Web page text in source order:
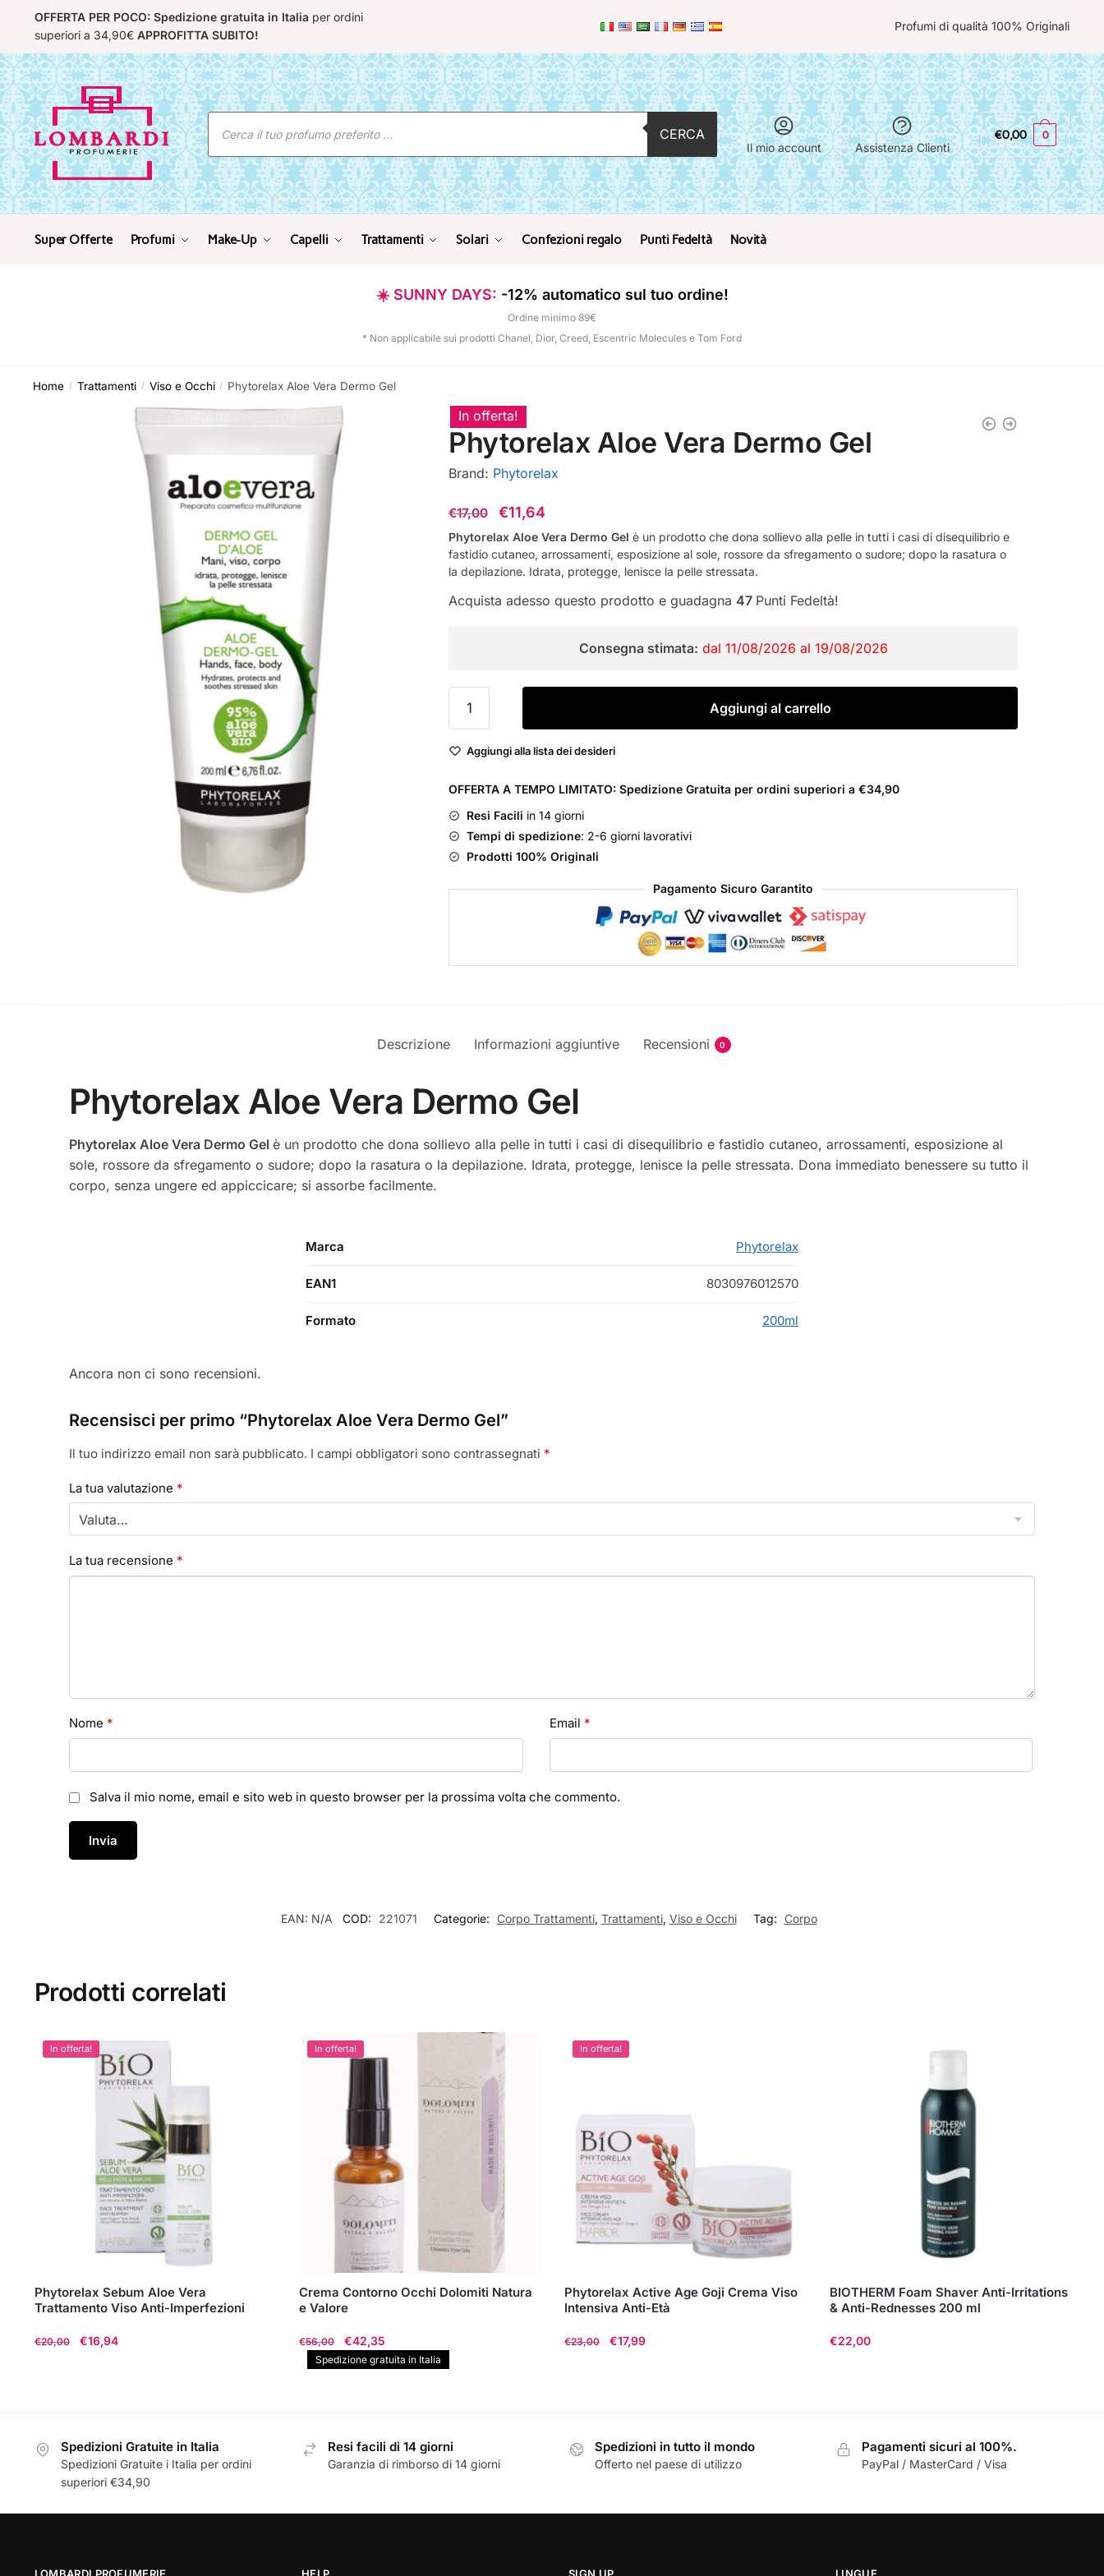
navigation
content
OFFERTA PER POCO: Spedizione gratuita in Italia per ordini
superiori a 34,90€ APPROFITTA SUBITO!
Profumi di qualità 100% Originali
Ricerca
prodotti
CERCA
Il mio account Assistenza Clienti
€0,00 0
Super Offerte Profumi Make-Up Capelli Trattamenti Solari Confezioni regalo Punti Fedeltà Novità
☀️ SUNNY DAYS: -12% automatico sul tuo ordine!
Ordine minimo 89€
* Non applicabile sui prodotti Chanel, Dior, Creed, Escentric Molecules e Tom Ford
Home / Trattamenti / Viso e Occhi / Phytorelax Aloe Vera Dermo Gel
In offerta!
Phytorelax Aloe Vera Dermo Gel
Brand: Phytorelax
€17,00
Il
prezzo
originale
€17,00.
€11,64
prezzo
attuale
è:
€11,64.
Phytorelax Aloe Vera Dermo Gel è un prodotto che dona sollievo alla pelle in tutti i casi di disequilibrio e
fastidio cutaneo, arrossamenti, esposizione al sole, rossore da sfregamento o sudore; dopo la rasatura o
la depilazione. Idrata, protegge, lenisce la pelle stressata.
Acquista adesso questo prodotto e guadagna 47 Punti Fedeltà!
Consegna stimata: dal 11/08/2026 al 19/08/2026
Aloe
Dermo
quantità
Aggiungi al carrello
Aggiungi alla lista dei desideri
OFFERTA A TEMPO LIMITATO: Spedizione Gratuita per ordini superiori a €34,90
Resi Facili in 14 giorni
Tempi di spedizione: 2-6 giorni lavorativi
Prodotti 100% Originali
Pagamento Sicuro Garantito
Descrizione Informazioni aggiuntive Recensioni 0
Phytorelax Aloe Vera Dermo Gel
Phytorelax Aloe Vera Dermo Gel è un prodotto che dona sollievo alla pelle in tutti i casi di disequilibrio e fastidio cutaneo, arrossamenti, esposizione al
sole, rossore da sfregamento o sudore; dopo la rasatura o la depilazione. Idrata, protegge, lenisce la pelle stressata. Dona immediato benessere su tutto il
corpo, senza ungere ed appiccicare; si assorbe facilmente.
Marca Phytorelax
EAN1 8030976012570
Formato 200ml
Ancora non ci sono recensioni.
Recensisci per primo “Phytorelax Aloe Vera Dermo Gel”
Il tuo indirizzo email non sarà pubblicato. I campi obbligatori sono contrassegnati *
La tua valutazione *
La tua recensione *
Nome * Email *
Salva il mio nome, email e sito web in questo browser per la prossima volta che commento.
EAN: N/A COD: 221071 Categorie: Corpo Trattamenti, Trattamenti, Viso e Occhi Tag: Corpo
Prodotti correlati
In offerta!
Phytorelax Sebum Aloe Vera
Trattamento Viso Anti-Imperfezioni
€20,00
Il
€16,94
In offerta!
Crema Contorno Occhi Dolomiti Natura
e Valore
€56,00
Il
prezzo
€42,35
prezzo
Spedizione gratuita in Italia
In offerta!
Phytorelax Active Age Goji Crema Viso
Intensiva Anti-Età
€23,00
Il
€17,99
BIOTHERM Foam Shaver Anti-Irritations
& Anti-Rednesses 200 ml
€22,00
Spedizioni Gratuite in Italia
Spedizioni Gratuite i Italia per ordini
superiori €34,90
Resi facili di 14 giorni
Garanzia di rimborso di 14 giorni
Spedizioni in tutto il mondo
Offerto nel paese di utilizzo
Pagamenti sicuri al 100%.
PayPal / MasterCard / Visa